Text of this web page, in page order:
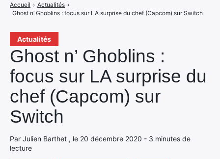
Actualités
Ghost n’ Ghoblins :
focus sur LA surprise du
chef (Capcom) sur
Switch
Par Julien Barthet , le 20 décembre 2020 - 3 minutes de
lecture
Accueil › Actualités ›
Ghost n’ Ghoblins : focus sur LA surprise du chef (Capcom) sur Switch